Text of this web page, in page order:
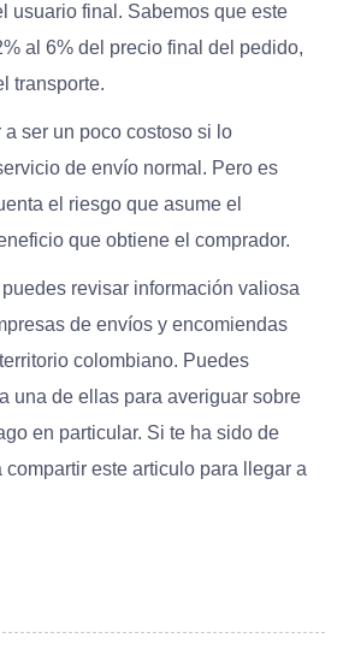
usuario final. Sabemos que este
al 6% del precio final del pedido,
transporte.
ser un poco costoso si lo
de envío normal. Pero es
el riesgo que asume el
que obtiene el comprador.
puedes revisar información valiosa
de envíos y encomiendas
colombiano. Puedes
una de ellas para averiguar sobre
en particular. Si te ha sido de
este articulo para llegar a